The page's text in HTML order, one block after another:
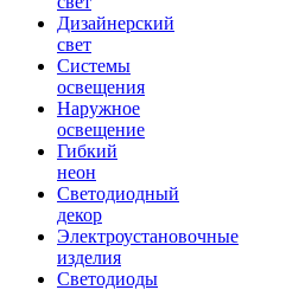
Дизайнерский
свет
Системы
освещения
Наружное
освещение
Гибкий
неон
Светодиодный
декор
Электроустановочные
изделия
Светодиоды